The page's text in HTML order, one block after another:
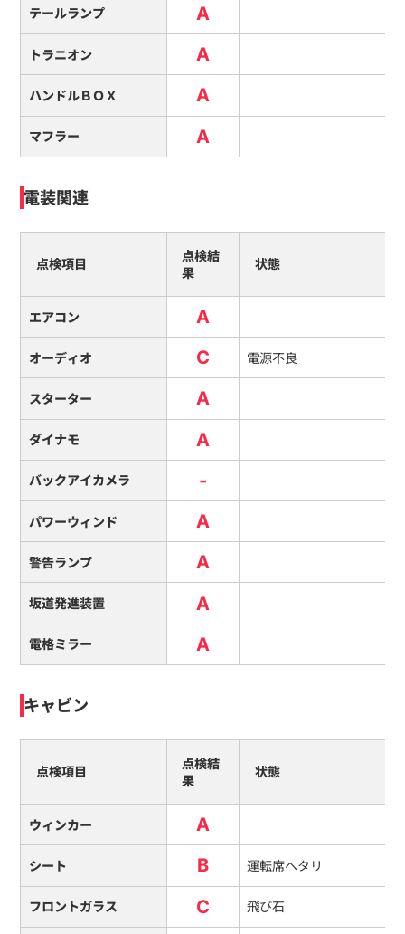
テールランプ A
トラニオン A
ハンドルＢＯＸ A
マフラー A
電装関連
点検項目
点検結
果
状態
エアコン A
オーディオ C 電源不良
スターター A
ダイナモ A
バックアイカメラ -
パワーウィンド A
警告ランプ A
坂道発進装置 A
電格ミラー A
キャビン
点検項目
点検結
果
状態
ウィンカー A
シート B 運転席ヘタリ
フロントガラス C 飛び石